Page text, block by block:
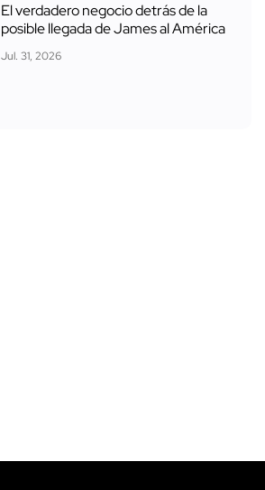
El verdadero negocio detrás de la
posible llegada de James al América
Jul. 31, 2026